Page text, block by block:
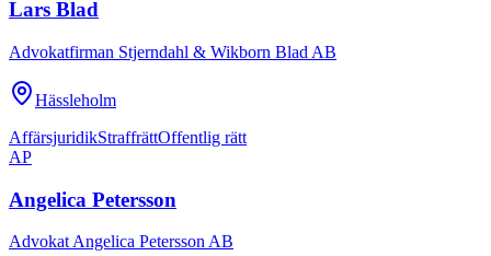
Lars Blad
Advokatfirman Stjerndahl & Wikborn Blad AB
Hässleholm
AffärsjuridikStraffrättOffentlig rätt
AP
Angelica Petersson
Advokat Angelica Petersson AB